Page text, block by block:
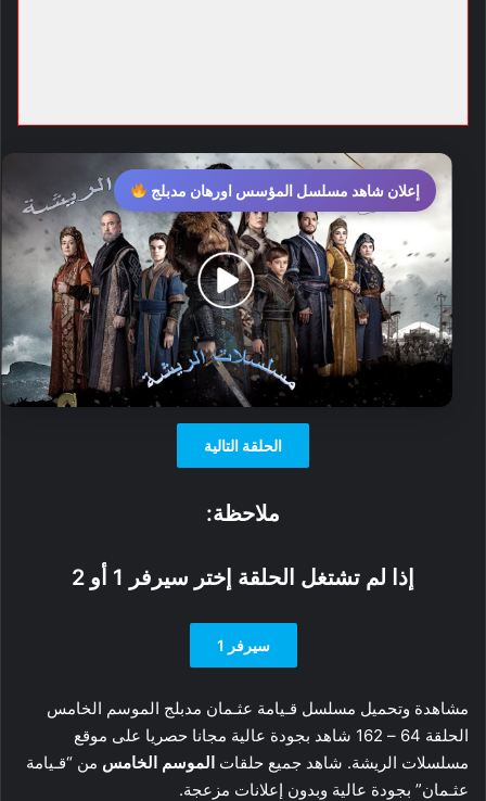
إعلان شاهد مسلسل المؤسس اورهان مدبلج
الحلقة التالية
ملاحظة:
إذا لم تشتغل الحلقة إختر سيرفر 1 أو 2
سيرفر 1
مشاهدة وتحميل مسلسل قـيامة عثـمان مدبلج الموسم الخامس
الحلقة 64 – 162 شاهد بجودة عالية مجانا حصريا على موقع
مسلسلات الريشة. شاهد جميع حلقات الموسم الخامس من “قـيامة
عثـمان” بجودة عالية وبدون إعلانات مزعجة.